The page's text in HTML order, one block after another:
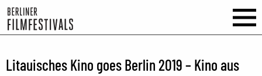
Litauisches Kino goes Berlin 2019 – Kino aus